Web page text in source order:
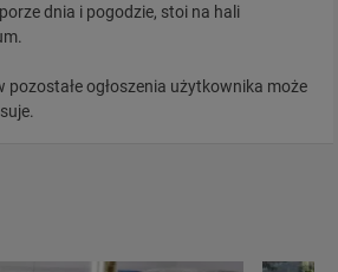
dnia i pogodzie, stoi na hali
pozostałe ogłoszenia użytkownika może